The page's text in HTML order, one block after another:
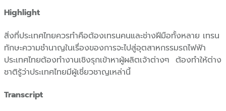
Highlight
สิ่งที่ประเทศไทยควรทำคือต้องเทรนคนและช่างฝีมือทั้งหลาย เทรน
ทักษะความชำนาญในเรื่องของการจะไปสู่อุตสาหกรรมรถไฟฟ้า
ประเทศไทยต้องทำงานเชิงรุกเข้าหาผู้ผลิตเจ้าต่างๆ ต้องทำให้ต่าง
ชาติรู้ว่าประเทศไทยมีผู้เชี่ยวชาญเหล่านี้
Transcript